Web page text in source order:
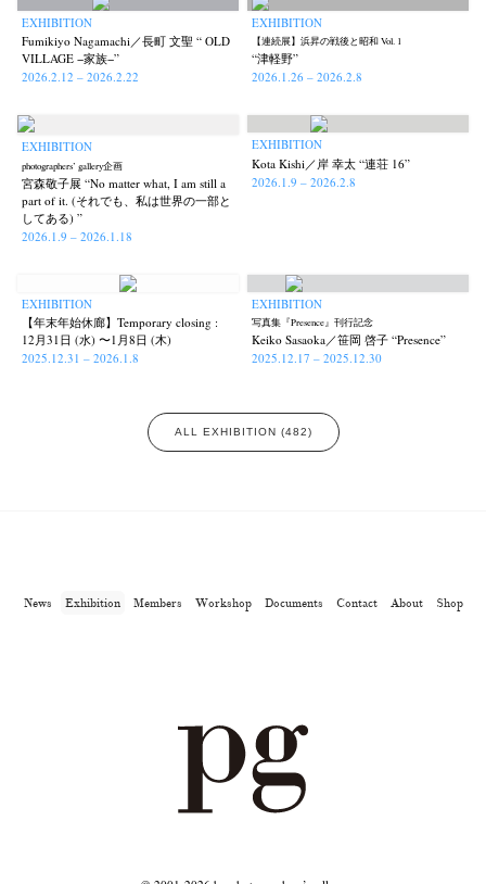
EXHIBITION
Fumikiyo Nagamachi／長町 文聖 “ OLD
VILLAGE −家族−”
2026.2.12 – 2026.2.22
EXHIBITION
【連続展】浜昇の戦後と昭和 Vol. 1
“津軽野”
2026.1.26 – 2026.2.8
EXHIBITION
photographers’ gallery企画
宮森敬子展 “No matter what, I am still a
part of it. (それでも、私は世界の一部と
してある) ”
2026.1.9 – 2026.1.18
EXHIBITION
Kota Kishi／岸 幸太 “連荘 16”
2026.1.9 – 2026.2.8
EXHIBITION
【年末年始休廊】Temporary closing :
12月31日 (水) 〜1月8日 (木)
2025.12.31 – 2026.1.8
EXHIBITION
写真集『Presence』刊行記念
Keiko Sasaoka／笹岡 啓子 “Presence”
2025.12.17 – 2025.12.30
ALL EXHIBITION (482)
News Exhibition Members Workshop Documents Contact About Shop